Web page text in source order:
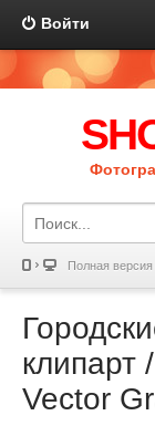
Войти
Полная версия
клипарт
Vector